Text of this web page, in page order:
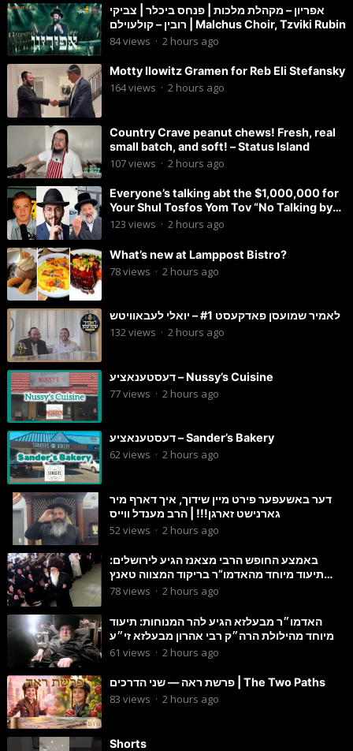
אפריון – מקהלת מלכות | פנחס ביכלר | צביקי
רובין – קולעוילם | Malchus Choir, Tzviki Rubin
84views · 2 hours ago
Motty Ilowitz Gramen for Reb Eli Stefansky
164views · 2 hours ago
Country Crave peanut chews! Fresh, real
small batch, and soft! – Status Island
107views · 2 hours ago
Everyone’s talking abt the $1,000,000 for
Your Shul Tosfos Yom Tov “No Talking by
Davening” movement
123 views · 2 hours ago
What’s new at Lamppost Bistro?
78views · 2 hours ago
לאמיר שמועסן פאדקעסט #1 – יואלי לעבאוויטש
132views · 2 hours ago
דעסטענאציע – Nussy’s Cuisine
77views · 2 hours ago
דעסטענאציע – Sander’s Bakery
62views · 2 hours ago
דער באשעפער פירט מיין שידוך, איך דארף מיר
גארנישט זארגן!!! | הרב מענדל ווייס
52views · 2 hours ago
באמצע החופש הרבי מצאנז הגיע לירושלים:
תיעוד מיוחד מהאדמו”ר בריקוד המצווה טאנץ
בשמחת בית סטרפקוב
78views · 2 hours ago
האדמו״ר מבעלזא הגיע להר המנוחות: תיעוד
מיוחד מהילולת הרה״ק רבי אהרון מבעלזא זי״ע
61 views · 2 hours ago
פרשת ראה — שני הדרכים | The Two Paths
83 views · 2 hours ago
Shorts